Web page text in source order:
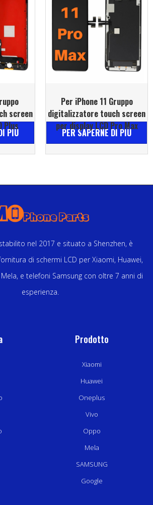
screen
Plus
PIÙ
Per iPhone 11 Gruppo
digitalizzatore touch screen
per display LCD Pro Max
PER SAPERNE DI PIÙ
nel 2017 e situato a Shenzhen, è
di schermi LCD per Xiaomi, Huawei,
e telefoni Samsung con oltre 7 anni di
esperienza.
Prodotto
Xiaomi
Huawei
Oneplus
Vivo
Oppo
Mela
SAMSUNG
Google